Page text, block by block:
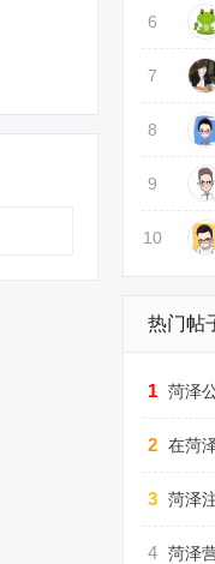
6
7
8
9
10
热门帖
1 菏泽
2 在菏
3 菏泽
4 菏泽